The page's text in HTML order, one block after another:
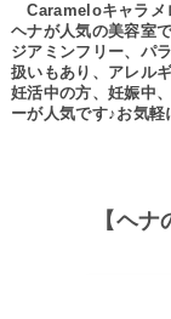
Carameloキャラメ
ヘナが人気の美容室
ジアミンフリー、パ
扱いもあり、アレル
妊活中の方、妊娠中
ーが人気です♪お気軽
【ヘ